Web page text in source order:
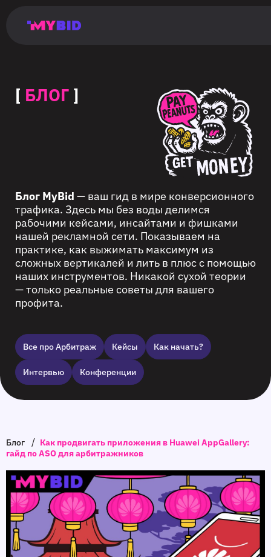
таргетинг
страница
targeting
monetization
[ БЛОГ ]
Блог MyBid — ваш гид в мире конверсионного
трафика. Здесь мы без воды делимся
рабочими кейсами, инсайтами и фишками
нашей рекламной сети. Показываем на
практике, как выжимать максимум из
сложных вертикалей и лить в плюс с помощью
наших инструментов. Никакой сухой теории
— только реальные советы для вашего
профита.
Все про Арбитраж Кейсы Как начать?
Интервью Конференции
Блог / Как продвигать приложения в Huawei AppGallery:
гайд по ASO для арбитражников